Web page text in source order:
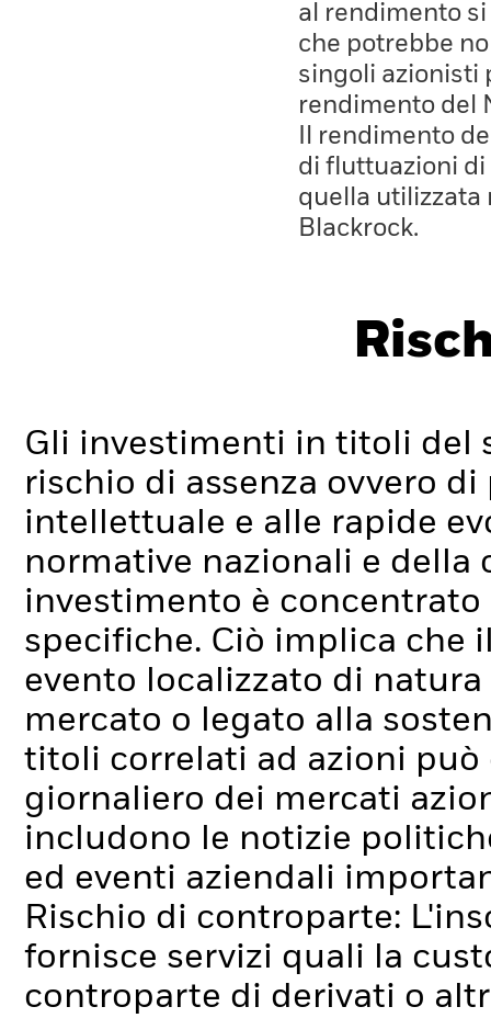
al rendimento si
che potrebbe
singoli azionisti
rendimento del
Il rendimento
di fluttuazioni di
quella utilizzata
Blackrock.
Gli investimenti in titoli del
rischio di assenza ovvero
intellettuale e alle rapide
normative nazionali e della
investimento è
specifiche. Ciò implica che
evento localizzato di
mercato o legato alla
titoli correlati ad azioni
giornaliero dei mercati
includono le notizie
ed eventi aziendali
Rischio di controparte:
fornisce servizi quali la
controparte di derivati o